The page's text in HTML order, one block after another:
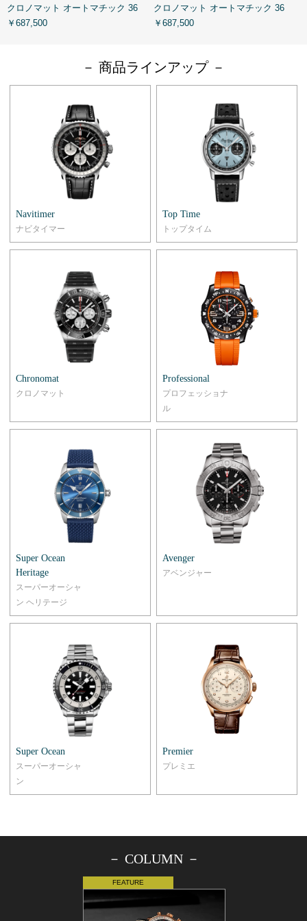
クロノマット オートマチック 36
￥687,500
クロノマット オートマチック 36
￥687,500
－ 商品ラインアップ －
Navitimer
ナビタイマー
Top Time
トップタイム
Chronomat
クロノマット
Professional
プロフェッショナ
ル
Super Ocean
Heritage
スーパーオーシャ
ン ヘリテージ
Avenger
アベンジャー
Super Ocean
スーパーオーシャ
ン
Premier
プレミエ
－ COLUMN －